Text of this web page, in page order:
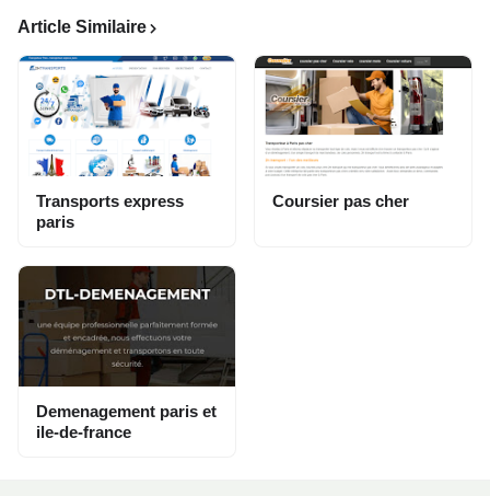
Article Similaire
Transports express
paris
Coursier pas cher
Demenagement paris et
ile-de-france